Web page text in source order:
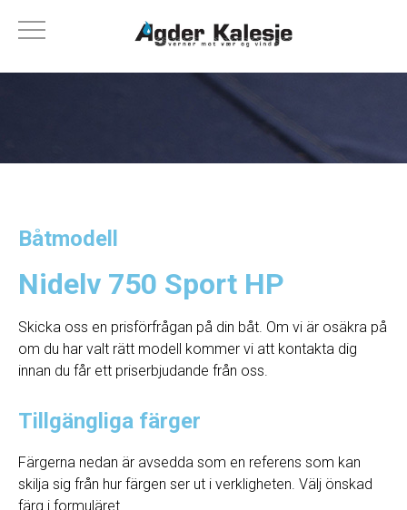
Båtmodell
Nidelv 750 Sport HP
Skicka oss en prisförfrågan på din båt. Om vi ​​är osäkra på
om du har valt rätt modell kommer vi att kontakta dig
innan du får ett priserbjudande från oss.
Tillgängliga färger
Färgerna nedan är avsedda som en referens som kan
skilja sig från hur färgen ser ut i verkligheten. Välj önskad
färg i formuläret.